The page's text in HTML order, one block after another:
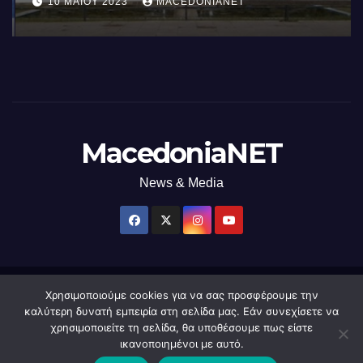
χρήση φωτός
MacedoniaNET
News & Media
Δημιουργήθηκε από το digital2000 με την Υποστήριξη του WordPress
Θέμα: Newsup απόThemeansar.
macedonianetΔιαφημιστείτεΕπικοινωνίαΠολιτική Απορρήτου
Χρησιμοποιούμε cookies για να σας προσφέρουμε την
καλύτερη δυνατή εμπειρία στη σελίδα μας. Εάν συνεχίσετε να
χρησιμοποιείτε τη σελίδα, θα υποθέσουμε πως είστε
ικανοποιημένοι με αυτό.